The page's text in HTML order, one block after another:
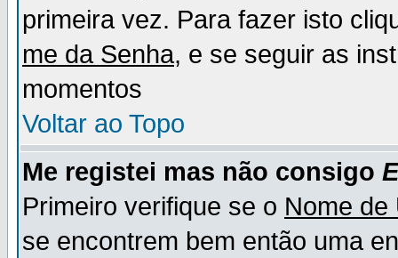
primeira vez. Para fazer isto
me da Senha, e se seguir as
momentos
Voltar ao Topo
Me registei mas não consigo
Primeiro verifique se o Nome de
se encontrem bem então uma